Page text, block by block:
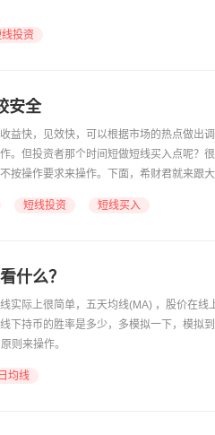
投资
安全
益快，见效快，可以根据市场的热点做出
。但投资者那个时间短做短线买入点呢？
按操作要求来操作。下面，希财君就来跟
短线投资 短线买入
什么？
实际上很简单，五天均线(MA) ，股价在线
下持币的胜率是多少，多模拟一下，模拟
则来操作。
均线